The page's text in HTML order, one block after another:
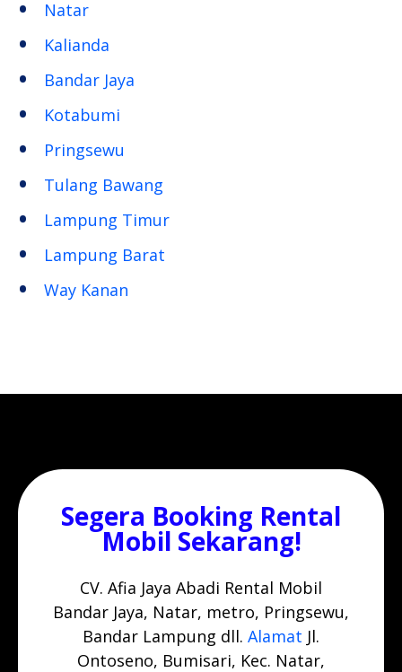
Natar
Kalianda
Bandar Jaya
Kotabumi
Pringsewu
Tulang Bawang
Lampung Timur
Lampung Barat
Way Kanan
Segera Booking Rental
Mobil Sekarang!
CV. Afia Jaya Abadi Rental Mobil
Bandar Jaya, Natar, metro, Pringsewu,
Bandar Lampung dll. Alamat Jl.
Ontoseno, Bumisari, Kec. Natar,